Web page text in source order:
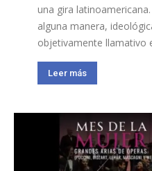
una gira
alguna manera,
objetivamente llamativo
Leer más